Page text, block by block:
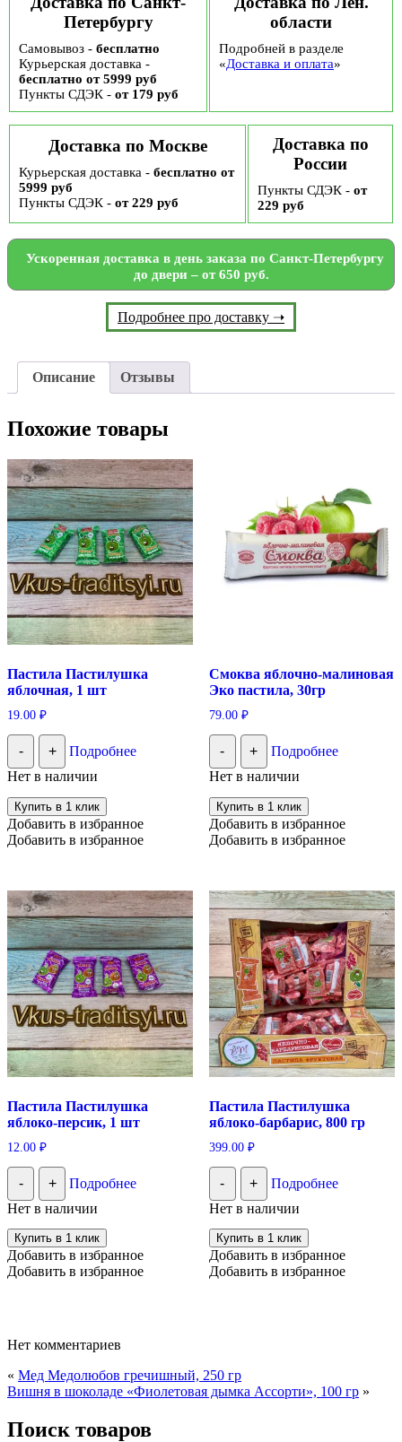
Петербургу
Самовывоз - бесплатно
Курьерская доставка -
бесплатно от 5999 руб
Пункты СДЭК - от 179 руб
области
Подробней в разделе
«Доставка и оплата»
Доставка по Москве
Курьерская доставка - бесплатно от
5999 руб
Пункты СДЭК - от 229 руб
Доставка по
России
Пункты СДЭК - от
229 руб
Ускоренная доставка в день заказа по Санкт-Петербургу
до двери – от 650 руб.
Подробнее про доставку ➝
Описание Отзывы
Похожие товары
Пастила Пастилушка
яблочная, 1 шт
19.00 ₽
- +
Подробнее
Нет в наличии
Купить в 1 клик
Добавить в избранное
Добавить в избранное
Смоква яблочно-малиновая
Эко пастила, 30гр
79.00 ₽
- +
Подробнее
Нет в наличии
Купить в 1 клик
Добавить в избранное
Добавить в избранное
Пастила Пастилушка
яблоко-персик, 1 шт
12.00 ₽
- +
Подробнее
Нет в наличии
Купить в 1 клик
Добавить в избранное
Добавить в избранное
Пастила Пастилушка
яблоко-барбарис, 800 гр
399.00 ₽
- +
Подробнее
Нет в наличии
Купить в 1 клик
Добавить в избранное
Добавить в избранное
Нет комментариев
« Мед Медолюбов гречишный, 250 гр
Вишня в шоколаде «Фиолетовая дымка Ассорти», 100 гр »
Поиск товаров